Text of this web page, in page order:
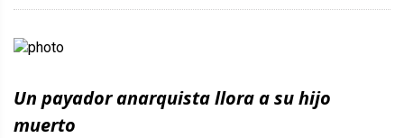
Un payador anarquista llora a su hijo
muerto